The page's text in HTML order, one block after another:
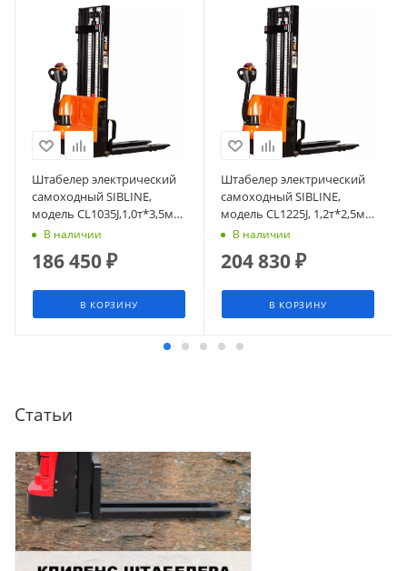
Штабелер электрический
самоходный SIBLINE,
модель CL1035J,1,0т*3,5м
(сопровождаемый),
В наличии
186 450₽
В КОРЗИНУ
Штабелер электрический
самоходный SIBLINE,
модель CL1225J, 1,2т*2,5м
(сопровождаемый),
В наличии
204 830₽
В КОРЗИНУ
Статьи